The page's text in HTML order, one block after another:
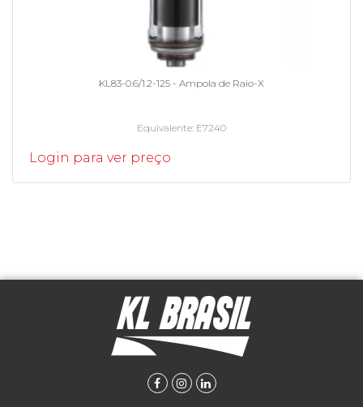
KL83-0.6/1.2-125 - Ampola de Raio-X
Equivalente E7240
Login para ver preço